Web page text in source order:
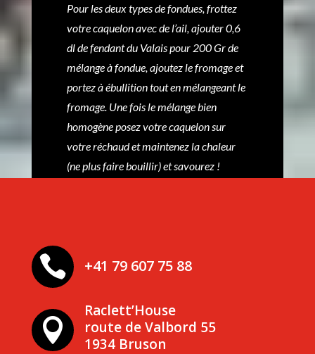
Pour les deux types de fondues, frottez
votre caquelon avec de l’ail, ajouter 0,6
dl de fendant du Valais pour 200 Gr de
mélange à fondue, ajoutez le fromage et
portez à ébullition tout en mélangeant le
fromage. Une fois le mélange bien
homogène posez votre caquelon sur
votre réchaud et maintenez la chaleur
(ne plus faire bouillir) et savourez !
 +41 79 607 75 88

Raclett’House
route de Valbord 55
1934 Bruson